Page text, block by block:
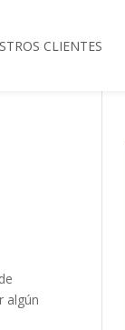
CLIENTES
algún